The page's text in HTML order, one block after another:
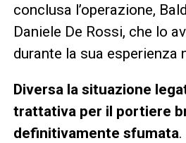
conclusa l’operazione,
Daniele De Rossi, che lo
durante la sua esperienza
Diversa la situazione
trattativa per il portiere
definitivamente sfumata